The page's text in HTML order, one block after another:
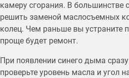
камеру сгорания. В большинстве
решить заменой маслосъемных
колец. Чем раньше вы устраните
проще будет ремонт.
При появлении синего дыма
проверьте уровень масла и угол